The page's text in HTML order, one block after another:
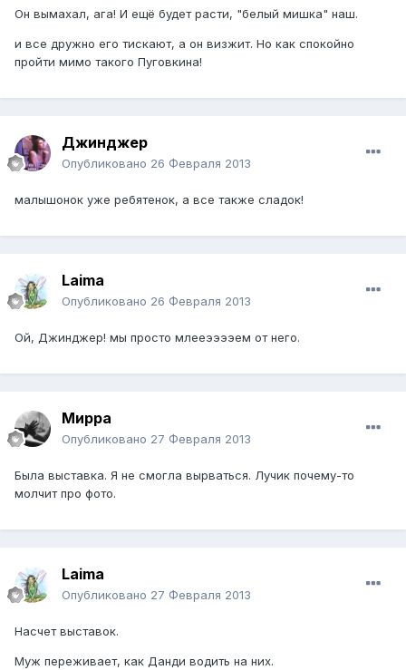
Он вымахал, ага! И ещё будет расти, "белый мишка" наш.
и все дружно его тискают, а он визжит. Но как спокойно
пройти мимо такого Пуговкина!
Джинджер
Опубликовано 26 Февраля 2013
малышонок уже ребятенок, а все также сладок!
Laimа
Опубликовано 26 Февраля 2013
Ой, Джинджер! мы просто млееээээем от него.
Мирра
Опубликовано 27 Февраля 2013
Была выставка. Я не смогла вырваться. Лучик почему-то
молчит про фото.
Laimа
Опубликовано 27 Февраля 2013
Насчет выставок.
Муж переживает, как Данди водить на них.